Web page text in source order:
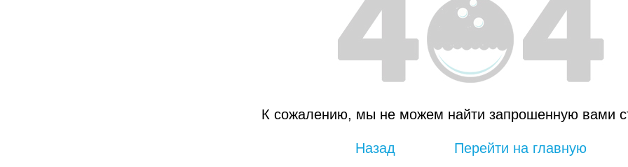
К сожалению, мы не можем найти запрошенную вами
Назад Перейти на главную